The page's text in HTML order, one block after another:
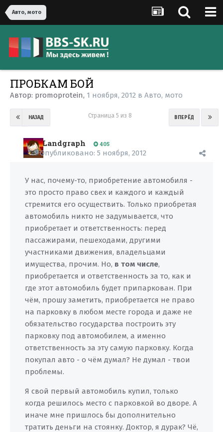
Авто, мото
ПРОБКАМ БОЙ
Автор: promoprotein, 1 ноября, 2012 в Авто, мото
НАЗАД ВПЕРЁД
Страница 5 из 8
Landgraph 405
Опубликовано: 5 ноября, 2012
У нас, почему-то, приобретение автомобиля -
это просто право свех и каждого и каждый
стремится его осуществить. Только приобретая
автомобиль никто не задумывается, что
приобретает и ответственность: перед
пассажирами, пешеходами, другими
участниками движения, владельцами
имущества, прочим. Но, в том числе,
приобретается и ответственность за то, как и
где этот автомобиль будет припаркован. При
чём, прошу заметить, приобретается не право
на парковку в любом месте города и даже не
обязательство государства построить эту
парковку под автомобилем, а именно
ответственность за эту самую парковку. Когда
покупал авто - о чём думал? Не думал - твои
проблемы.
Я свой первый автомобиль купил, только
когда решилось место с парковкой во дворе. А
иначе мне пришлось бы дополнительно
тратить деньги на стоянку. Доктор, я дурак? Чё,